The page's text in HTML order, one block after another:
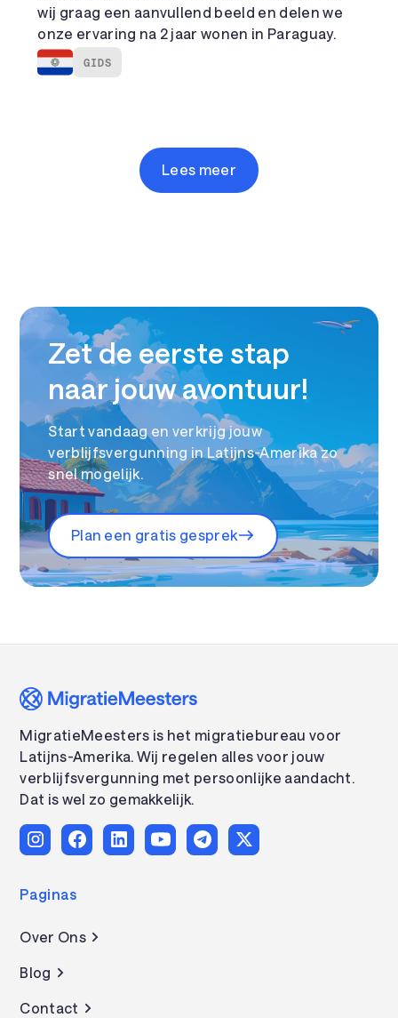
wij graag een aanvullend beeld en delen we
onze ervaring na 2 jaar wonen in Paraguay.
GIDS
Lees meer
Zet de eerste stap
naar jouw avontuur!
Start vandaag en verkrijg jouw
verblijfsvergunning in Latijns-Amerika zo
snel mogelijk.
Plan een gratis gesprek
MigratieMeesters is het migratiebureau voor
Latijns-Amerika. Wij regelen alles voor jouw
verblijfsvergunning met persoonlijke aandacht.
Dat is wel zo gemakkelijk.
Paginas
Over Ons
Blog
Contact